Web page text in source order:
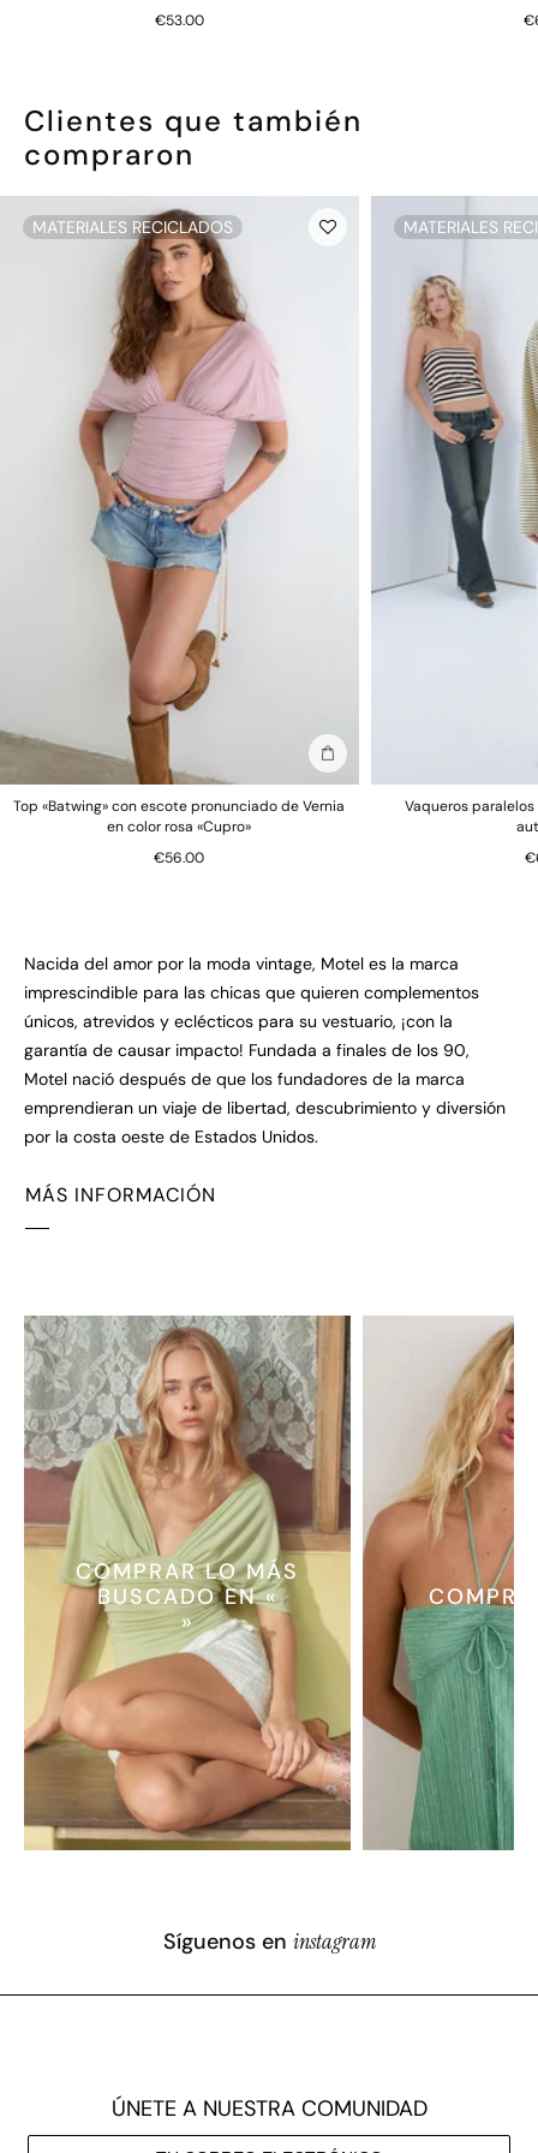
€53.00
Clientes que también
compraron
MATERIALES RECICLADOS
Añadir a la bolsa
Top «Batwing» con escote pronunciado de Vernia
en color rosa «Cupro»
€56.00
MATERIALES
Vaqueros
Nacida del amor por la moda vintage, Motel es la marca
imprescindible para las chicas que quieren complementos
únicos, atrevidos y eclécticos para su vestuario, ¡con la
garantía de causar impacto! Fundada a finales de los 90,
Motel nació después de que los fundadores de la marca
emprendieran un viaje de libertad, descubrimiento y diversión
por la costa oeste de Estados Unidos.
MÁS INFORMACIÓN
COMPRAR LO MÁS
BUSCADO EN «
»
Síguenos en instagram
ÚNETE A NUESTRA COMUNIDAD